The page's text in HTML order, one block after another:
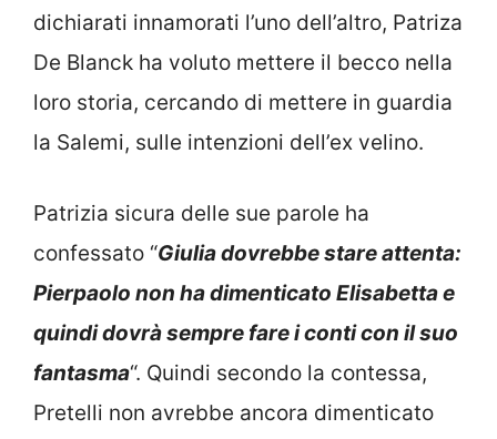
dichiarati innamorati l’uno dell’altro, Patriza
De Blanck ha voluto mettere il becco nella
loro storia, cercando di mettere in guardia
la Salemi, sulle intenzioni dell’ex velino.
Patrizia sicura delle sue parole ha
confessato “Giulia dovrebbe stare attenta:
Pierpaolo non ha dimenticato Elisabetta e
quindi dovrà sempre fare i conti con il suo
fantasma“. Quindi secondo la contessa,
Pretelli non avrebbe ancora dimenticato